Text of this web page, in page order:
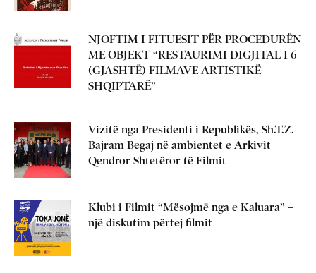
NJOFTIM I FITUESIT PËR PROCEDURËN
ME OBJEKT “RESTAURIMI DIGJITAL I 6
(GJASHTË) FILMAVE ARTISTIKË
SHQIPTARË”
Vizitë nga Presidenti i Republikës, Sh.T.Z.
Bajram Begaj në ambientet e Arkivit
Qendror Shtetëror të Filmit
Klubi i Filmit “Mësojmë nga e Kaluara” –
një diskutim përtej filmit